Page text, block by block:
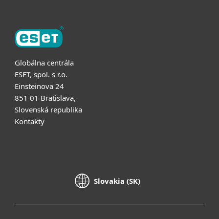
Globálna centrála
ESET, spol. s r.o.
Einsteinova 24
851 01 Bratislava,
Slovenská republika
Kontakty
Slovakia (SK)